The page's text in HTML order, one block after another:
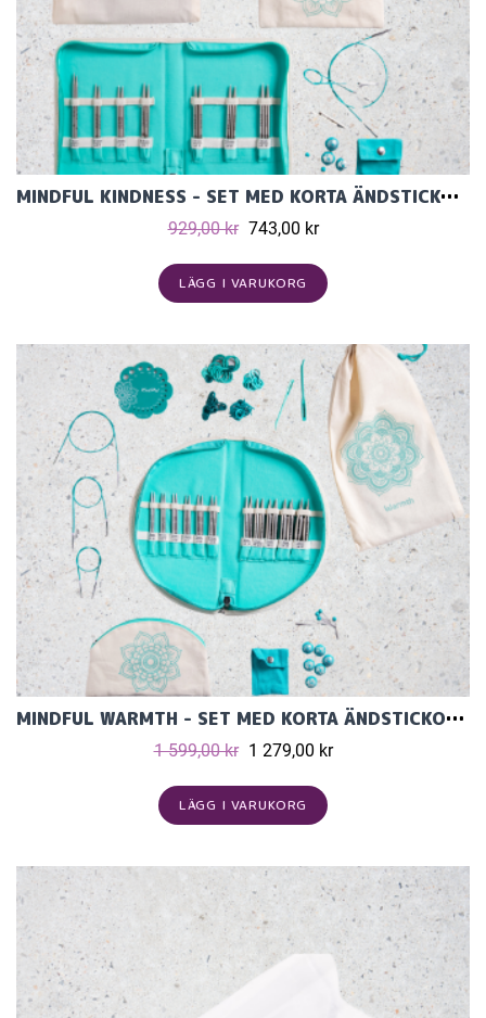
MINDFUL KINDNESS - SET MED KORTA ÄNDSTICKOR (7 PAR, 10 CM) OCH TILLBEHÖR
929,00 kr 743,00 kr
LÄGG I VARUKORG
MINDFUL WARMTH - SET MED KORTA ÄNDSTICKOR (11 PAR, 10 CM) OCH TILLBEHÖR
1 599,00 kr 1 279,00 kr
LÄGG I VARUKORG